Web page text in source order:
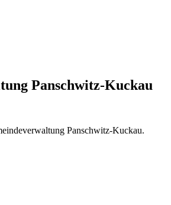
Panschwitz-Kuckau
Panschwitz-Kuckau.